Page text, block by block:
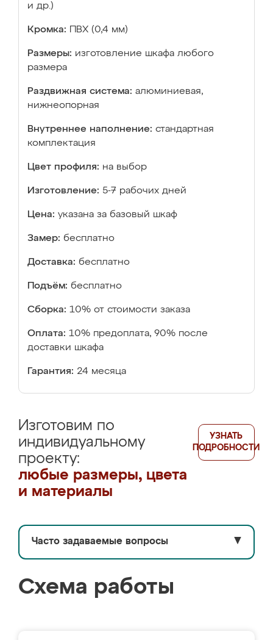
и др.)
Кромка: ПВХ (0,4 мм)
Размеры: изготовление шкафа любого
размера
Раздвижная система: алюминиевая,
нижнеопорная
Внутреннее наполнение: стандартная
комплектация
Цвет профиля: на выбор
Изготовление: 5-7 рабочих дней
Цена: указана за базовый шкаф
Замер: бесплатно
Доставка: бесплатно
Подъём: бесплатно
Сборка: 10% от стоимости заказа
Оплата: 10% предоплата, 90% после
доставки шкафа
Гарантия: 24 месяца
Изготовим по
индивидуальному
проекту:
любые размеры, цвета
и материалы
УЗНАТЬ
ПОДРОБНОСТИ
Часто задаваемые вопросы ▼
Схема работы